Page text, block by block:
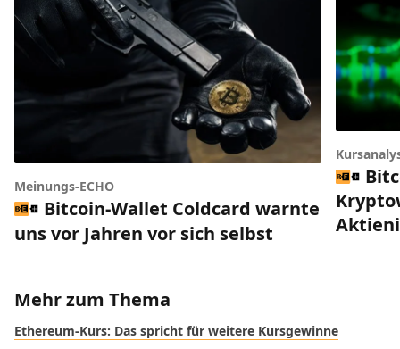
Meinungs-ECHO
Bitcoin-Wallet Coldcard warnte
uns vor Jahren vor sich selbst
Mehr zum Thema
Ethereum-Kurs: Das spricht für weitere Kursgewinne